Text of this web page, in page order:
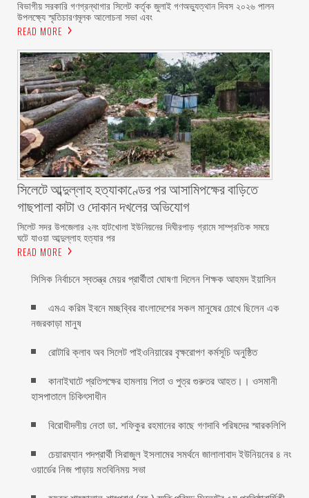
বিভাগীয় সরকারি গণগ্রন্থাগার সিলেট কর্তৃক জুলাই গণঅভ্যুত্থান দিবস ২০২৬ পালন
উপলক্ষ্যে স্মৃতিচারণমূলক আলোচনা সভা এবং
READ MORE
সিলেটে আব্দুল্লাহ হত্যাকাণ্ডের পর আসামিপক্ষের বাড়িতে
গাছপালা কাটা ও দোকান দখলের অভিযোগ
সিলেট সদর উপজেলার ২নং হাটখোলা ইউনিয়নের দিঘীরপাড় গ্রামে সাম্প্রতিক সময়ে
ঘটে যাওয়া আব্দুল্লাহ হত্যার পর
READ MORE
সিসিক নির্বাচনে স্বতন্ত্র মেয়র প্রার্থীতা ঘোষণা দিলেন শিক্ষক আহমদ ইয়াসিন
এমএ করিম ইবনে মচ্ছব্বির বাংলাদেশের সকল মানুষের চোখে ছিলেন এক
নজরকাড়া মানুষ ‎
রোটারি ক্লাব অব সিলেট পাইওনিয়ারের বৃক্ষরোপণ কর্মসূচি অনুষ্ঠিত
কানাইঘাটে প্রতিপক্ষের হামলায় পিতা ও পুত্র গুরুতর আহত।। ওসমানী
হাসপাতালে চিকিৎসাধীন
বিরোধীদলীয় নেতা ডা. শফিকুর রহমানের কাছে গণদাবি পরিষদের স্মারকলিপি ‎
চেয়ারম্যান পদপ্রার্থী সিরাজুল ইসলামের সমর্থনে জালালাবাদ ইউনিয়নের ৪ নং
ওয়ার্ডের নিজ পাড়ায় মতবিনিময় সভা